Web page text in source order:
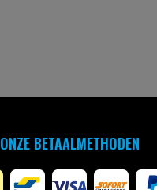
ONZE BETAALMETHODEN